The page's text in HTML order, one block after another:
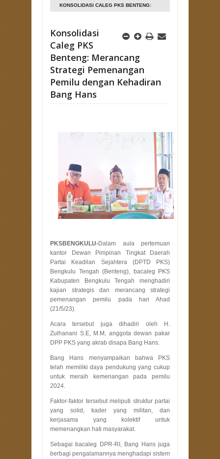
KONSOLIDASI CALEG PKS BENTENG:
PEMILU DENGAN KEHADIRAN BANG HANS
Konsolidasi
Caleg PKS
Benteng: Merancang
Strategi Pemenangan
Pemilu dengan Kehadiran
Bang Hans
PKSBENGKULU-Dalam aula pertemuan
kantor Dewan Pimpinan Tingkat Daerah
Partai Keadilan Sejahtera (DPTD PKS)
Bengkulu Tengah (Benteng), bacaleg PKS
Kabupaten Bengkulu Tengah menghadiri
kajian strategis dan merancang strategi
pemenangan pemilu pada hari Ahad
(21/5/23).
Acara tersebut juga dihadiri oleh H.
Zulhanani S.E, M.M, anggota dewan pakar
DPP PKS yang akrab disapa Bang Hans.
Bang Hans menyampaikan bahwa PKS
telah memiliki daya pendukung yang cukup
untuk meraih kemenangan pada pemilu
2024.
Faktor-faktor tersebut meliputi struktur partai
yang solid, kader yang militan, dan
kerjasama yang kolektif untuk
memenangkan hati masyarakat.
Sebagai bacaleg DPR-RI, Bang Hans juga
berbagi pengalamannya menghadapi sistem